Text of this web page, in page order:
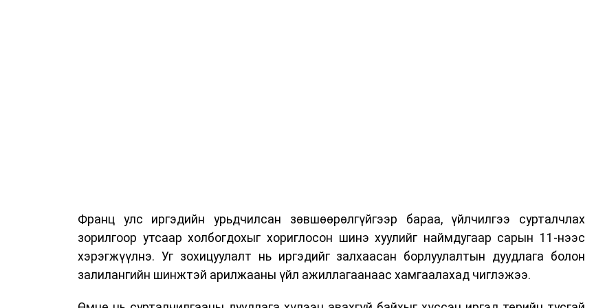
Франц улс иргэдийн урьдчилсан зөвшөөрөлгүйгээр бараа, үйлчилгээ сурталчлах
зорилгоор утсаар холбогдохыг хориглосон шинэ хуулийг наймдугаар сарын 11-нээс
хэрэгжүүлнэ. Уг зохицуулалт нь иргэдийг залхаасан борлуулалтын дуудлага болон
залилангийн шинжтэй арилжааны үйл ажиллагаанаас хамгаалахад чиглэжээ.